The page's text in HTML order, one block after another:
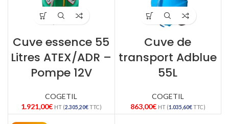
Cuve essence 55
Litres ATEX/ADR –
Pompe 12V
COGETIL
1.921,00€ HT (2.305,20€TTC)
Cuve de
transport Adblue
55L
COGETIL
863,00€ HT (1.035,60€TTC)